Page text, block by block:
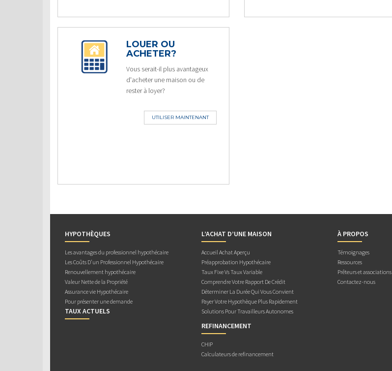
LOUER OU
ACHETER?
Vous serait-il plus avantageux
d'acheter une maison ou de
rester à loyer?
UTILISER MAINTENANT
HYPOTHÈQUES
Les avantages du professionnel hypothécaire
Les Coûts D’un Professionnel Hypothécaire
Renouvellement hypothécaire
Valeur Nette de la Propriété
Assurance vie Hypothécaire
Pour présenter une demande
TAUX ACTUELS
L’ACHAT D’UNE MAISON
Accueil Achat Aperçu
Préapprobation Hypothécaire
Taux Fixe Vs Taux Variable
Comprendre Votre Rapport De Crédit
Déterminer La Durée Qui Vous Convient
Payer Votre Hypothèque Plus Rapidement
Solutions Pour Travailleurs Autonomes
REFINANCEMENT
CHIP
Calculateurs de refinancement
À PROPOS
Témoignages
Ressources
Prêteurs et associations
Contactez-nous